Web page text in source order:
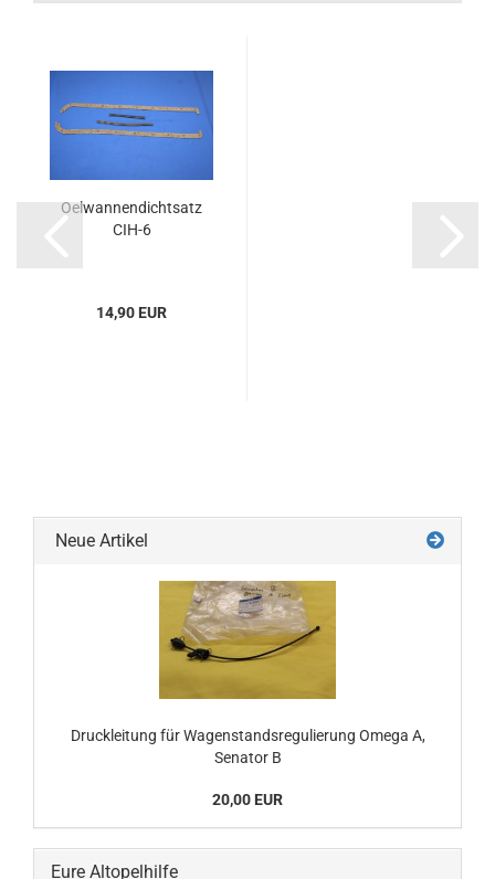
Oelwannendichtsatz
CIH-6
14,90 EUR
Neue Artikel
Druckleitung für Wagenstandsregulierung Omega A,
Senator B
20,00 EUR
Eure Altopelhilfe